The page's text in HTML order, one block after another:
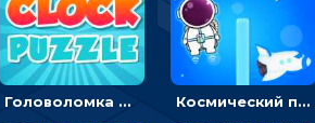
Головоломка с часами для детей: читать время по циферблату Космический побег: двигать космонавта, чтобы попасть к кораблю